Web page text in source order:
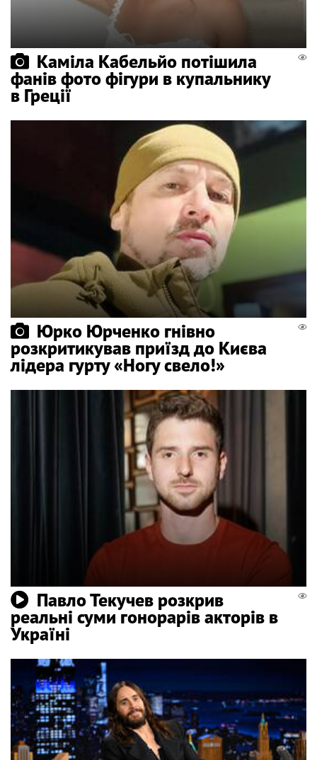
Каміла Кабельйо потішила
фанів фото фігури в купальнику
в Греції
Юрко Юрченко гнівно
розкритикував приїзд до Києва
лідера гурту «Ногу свело!»
Павло Текучев розкрив
реальні суми гонорарів акторів в
Україні